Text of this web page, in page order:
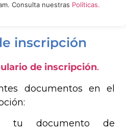
Consulta nuestras Políticas.
inscripción
de inscripción.
documentos en el
tu documento de